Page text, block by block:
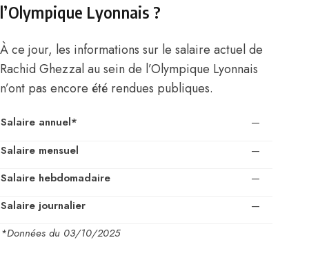
l’Olympique Lyonnais ?
À ce jour, les informations sur le salaire actuel de
Rachid Ghezzal au sein de l’Olympique Lyonnais
n’ont pas encore été rendues publiques.
Salaire annuel*
—
Salaire mensuel
—
Salaire hebdomadaire
—
Salaire journalier
—
*Données du 03/10/2025